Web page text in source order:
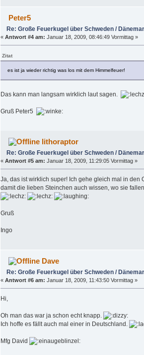
Peter5
Re: Große Feuerkugel über Schweden /
« Antwort #4 am: Januar 18, 2009, 08:46:49 Vormittag »
Zitat
es ist ja wieder richtig was los mit dem Himmelfeuer!
Das kann man langsam wirklich laut sagen.
Gruß Peter5
lithoraptor
Re: Große Feuerkugel über Schweden /
« Antwort #5 am: Januar 18, 2009, 11:29:05 Vormittag »
Ja, das ist wirklich super! Ich gehe gleich mal in den
damit die lieben Steinchen auch wissen, wo sie
Gruß
Ingo
Dave
Re: Große Feuerkugel über Schweden /
« Antwort #6 am: Januar 18, 2009, 11:43:50 Vormittag »
Hi,
Oh man das war ja schon echt knapp.
Ich hoffe es fällt auch mal einer in Deutschland.
Mfg David